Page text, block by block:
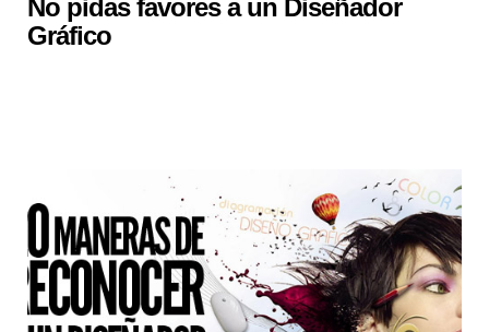
No pidas favores a un Diseñador
Gráfico